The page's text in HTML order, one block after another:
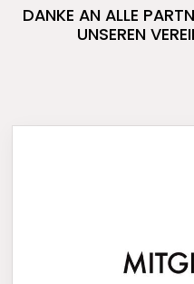
DANKE AN ALLE
UNSEREN